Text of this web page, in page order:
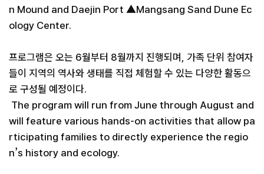
n Mound and Daejin Port ▲Mangsang Sand Dune Ec
ology Center.
프로그램은 오는 6월부터 8월까지 진행되며, 가족 단위 참여자
들이 지역의 역사와 생태를 직접 체험할 수 있는 다양한 활동으
로 구성될 예정이다.
The program will run from June through August and
will feature various hands-on activities that allow pa
rticipating families to directly experience the regio
n’s history and ecology.